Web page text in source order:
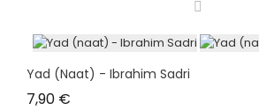
Yad (naat) - Ibrahim Sadri
7,90 €